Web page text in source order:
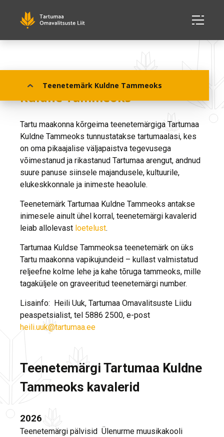
Teenetemärk Kuldne Tammeoks
Teenetemärk Tartumaa
Kuldne Tammeoks
Tartu maakonna kõrgeima teenetemärgiga Tartumaa
Kuldne Tammeoks tunnustatakse tartumaalasi, kes
on oma pikaajalise väljapaistva tegevusega
võimestanud ja rikastanud Tartumaa arengut, andnud
suure panuse siinsele majandusele, kultuurile,
elukeskkonnale ja inimeste heaolule.
Teenetemärk Tartumaa Kuldne Tammeoks antakse
inimesele ainult ühel korral, teenetemärgi kavalerid
leiab allolevast loetelust.
Tartumaa Kuldse Tammeoksa teenetemärk on üks
Tartu maakonna vapikujundeid – kullast valmistatud
reljeefne kolme lehe ja kahe tõruga tammeoks, mille
tagaküljele on graveeritud teenetemärgi number.
Lisainfo: Heili Uuk, Tartumaa Omavalitsuste Liidu
peaspetsialist, tel 5886 2500, e-post
heili.uuk@tartumaa.ee
Teenetemärgi Tartumaa Kuldne
Tammeoks kavalerid
2026
Teenetemärgi pälvisid Ülenurme muusikakooli